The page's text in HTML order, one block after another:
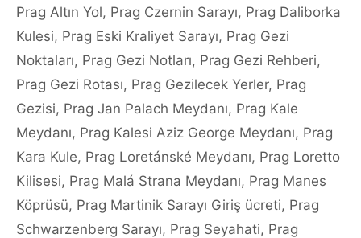
Prag Altın Yol, Prag Czernin Sarayı, Prag Daliborka
Kulesi, Prag Eski Kraliyet Sarayı, Prag Gezi
Noktaları, Prag Gezi Notları, Prag Gezi Rehberi,
Prag Gezi Rotası, Prag Gezilecek Yerler, Prag
Gezisi, Prag Jan Palach Meydanı, Prag Kale
Meydanı, Prag Kalesi Aziz George Meydanı, Prag
Kara Kule, Prag Loretánské Meydanı, Prag Loretto
Kilisesi, Prag Malá Strana Meydanı, Prag Manes
Köprüsü, Prag Martinik Sarayı Giriş ücreti, Prag
Schwarzenberg Sarayı, Prag Seyahati, Prag